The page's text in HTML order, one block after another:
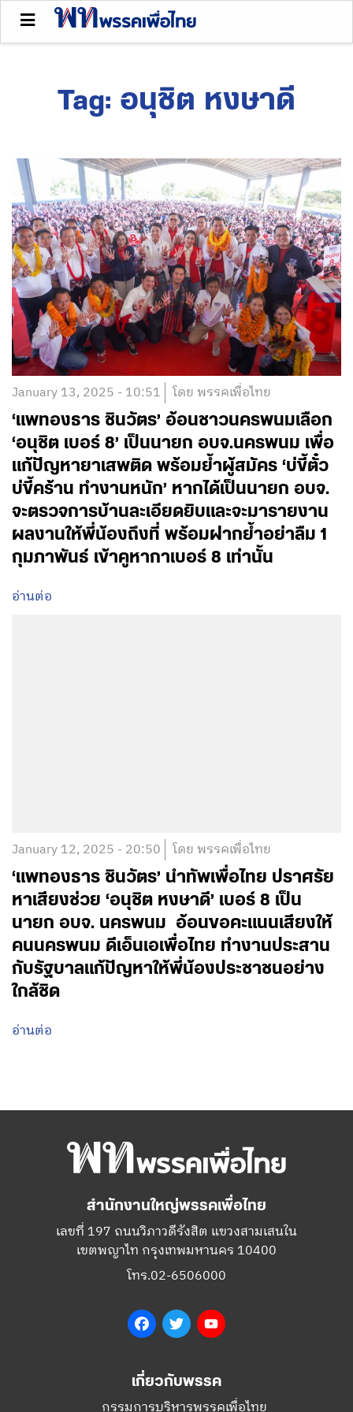
Tag: อนุชิต หงษาดี
January 13, 2025 - 10:51 โดย พรรคเพื่อไทย
‘แพทองธาร ชินวัตร’ อ้อนชาวนครพนมเลือก
‘อนุชิต เบอร์ 8’ เป็นนายก อบจ.นครพนม เพื่อ
แก้ปัญหายาเสพติด พร้อมย้ำผู้สมัคร ‘บ่ขี้ตั๋ว
บ่ขี้คร้าน ทำงานหนัก’ หากได้เป็นนายก อบจ.
จะตรวจการบ้านละเอียดยิบและจะมารายงาน
ผลงานให้พี่น้องถึงที่ พร้อมฝากย้ำอย่าลืม 1
กุมภาพันธ์ เข้าคูหากาเบอร์ 8 เท่านั้น
อ่านต่อ
January 12, 2025 - 20:50 โดย พรรคเพื่อไทย
‘แพทองธาร ชินวัตร’ นำทัพเพื่อไทย ปราศรัย
หาเสียงช่วย ‘อนุชิต หงษาดี’ เบอร์ 8 เป็น
นายก อบจ. นครพนม อ้อนขอคะแนนเสียงให้
คนนครพนม ดีเอ็นเอเพื่อไทย ทำงานประสาน
กับรัฐบาลแก้ปัญหาให้พี่น้องประชาชนอย่าง
ใกล้ชิด
อ่านต่อ
สำนักงานใหญ่พรรคเพื่อไทย
เลขที่ 197 ถนนวิภาวดีรังสิต แขวงสามเสนใน
เขตพญาไท กรุงเทพมหานคร 10400
โทร.02-6506000
FacebookTwitter
เกี่ยวกับพรรค
กรรมการบริหารพรรคเพื่อไทย